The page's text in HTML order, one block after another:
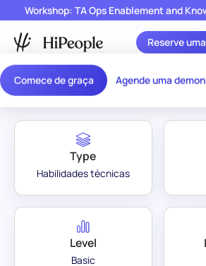
Comece de graça Agende uma
Workshop: TA Ops Enablement and
Reserve
Assessment Library
Type
Habilidades técnicas
Level
Basic